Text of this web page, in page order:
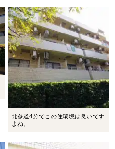
北参道4分でこの住環境は良いです
よね。